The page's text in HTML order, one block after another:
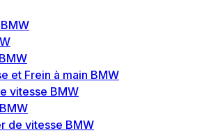
et Frein à main BMW
vitesse BMW
de vitesse BMW